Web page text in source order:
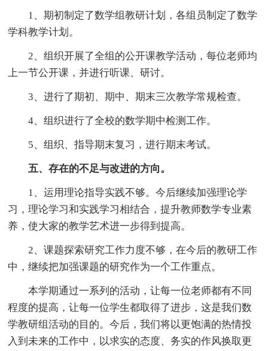
1、期初制定了数学组教研计划，各组员制定了数学
学科教学计划。
2、组织开展了全组的公开课教学活动，每位老师均
上一节公开课，并进行听课、研讨。
3、进行了期初、期中、期末三次教学常规检查。
4、组织进行了全校的数学期中检测工作。
5、组织、指导期末复习，进行期末考试。
五、存在的不足与改进的方向。
1、运用理论指导实践不够。今后继续加强理论学
习，理论学习和实践学习相结合，提升教师数学专业素
养，使大家的教学艺术进一步得到提高。
2、课题探索研究工作力度不够，在今后的教研工作
中，继续把加强课题的研究作为一个工作重点。
本学期通过一系列的活动，让每一位老师都有不同
程度的提高，让每一位学生都取得了进步，这是我们数
学教研组活动的目的。今后，我们将以更饱满的热情投
入到未来的工作中，以求实的态度、务实的作风换取更